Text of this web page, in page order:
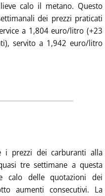
calo il metano. Questo
dei prezzi praticati
a 1,804 euro/litro (+23
servito a 1,942 euro/litro
la notizia: 'Dove vanno i
i prezzi dei carburanti alla
tre settimane a questa
calo delle quotazioni dei
aumenti consecutivi. La